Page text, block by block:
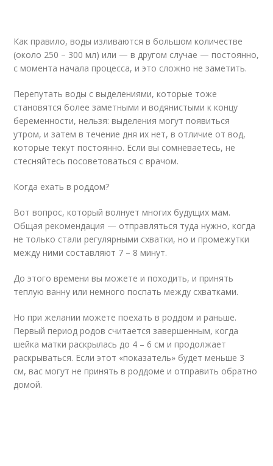
Как правило, воды изливаются в большом количестве
(около 250 – 300 мл) или — в другом случае — постоянно,
с момента начала процесса, и это сложно не заметить.
Перепутать воды с выделениями, которые тоже
становятся более заметными и водянистыми к концу
беременности, нельзя: выделения могут появиться
утром, и затем в течение дня их нет, в отличие от вод,
которые текут постоянно. Если вы сомневаетесь, не
стесняйтесь посоветоваться с врачом.
Когда ехать в роддом?
Вот вопрос, который волнует многих будущих мам.
Общая рекомендация — отправляться туда нужно, когда
не только стали регулярными схватки, но и промежутки
между ними составляют 7 – 8 минут.
До этого времени вы можете и походить, и принять
теплую ванну или немного поспать между схватками.
Но при желании можете поехать в роддом и раньше.
Первый период родов считается завершенным, когда
шейка матки раскрылась до 4 – 6 см и продолжает
раскрываться. Если этот «показатель» будет меньше 3
см, вас могут не принять в роддоме и отправить обратно
домой.